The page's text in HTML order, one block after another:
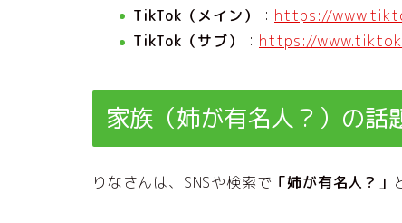
TikTok（メイン）
： https://
TikTok（サブ）
： https://
家族（姉が有名人？）の話
りなさんは、SNSや検索で 「姉が有名人？」